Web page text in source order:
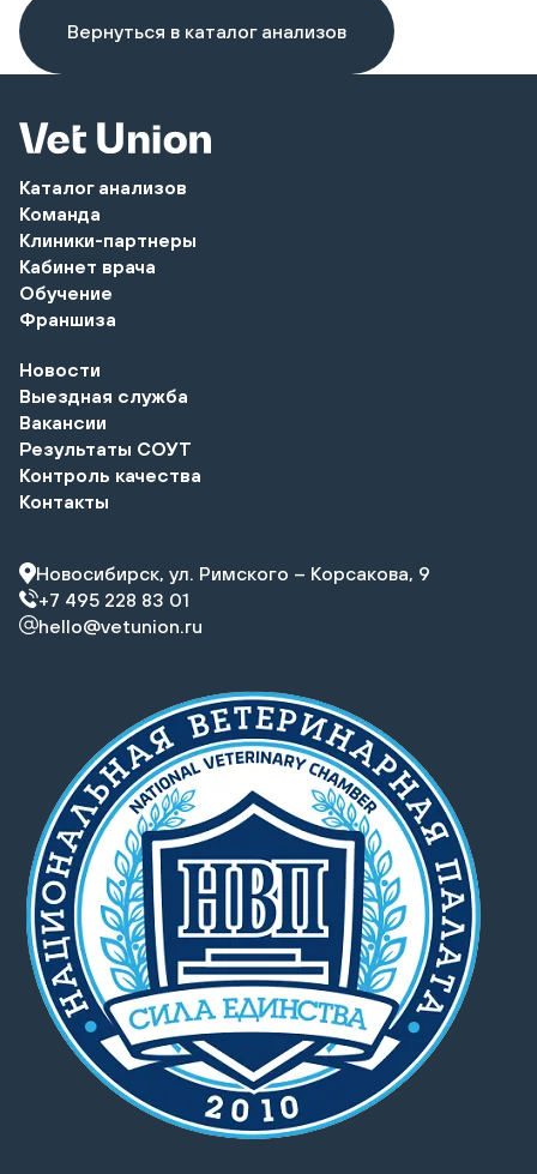
Вернуться в каталог анализов
Каталог анализов
Команда
Клиники-партнеры
Кабинет врача
Обучение
Франшиза
Новости
Выездная служба
Вакансии
Результаты СОУТ
Контроль качества
Контакты
Новосибирск, ул. Римского – Корсакова, 9
+7 495 228 83 01
hello@vetunion.ru